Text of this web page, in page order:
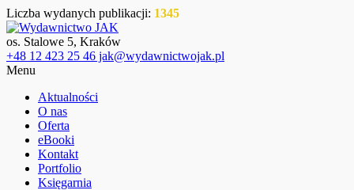
Liczba wydanych publikacji: 1345
os. Stalowe 5, Kraków
+48 12 423 25 46 jak@wydawnictwojak.pl
Menu
Aktualności
O nas
Oferta
eBooki
Kontakt
Portfolio
Księgarnia